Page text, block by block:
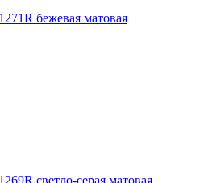
бежевая матовая
светло-серая матовая